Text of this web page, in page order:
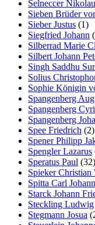
Selneccer
Sieben Brüder
Sieber Justus (1)
Siegfried Johann
Silberrad Marie
Silbert Johann
Singh Saddhu
Solius
Sophie Königin
Spangenberg
Spangenberg
Spangenberg
Spee Friedrich (2)
Spener Philipp
Spengler Lazarus
Speratus Paul (32)
Spieker Christian
Spitta Carl
Starck Johann
Steckling Ludwig
Stegmann Josua